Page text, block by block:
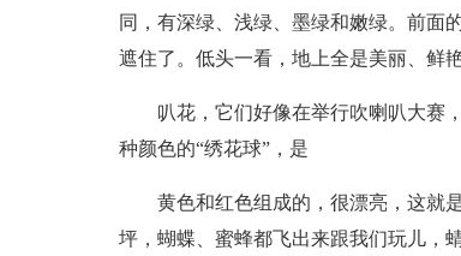
同，有深绿、浅绿、墨绿和嫩绿。前面
遮住了。低头一看，地上全是美丽、鲜
叭花，它们好像在举行吹喇叭大赛
种颜色的“绣花球”，是
黄色和红色组成的，很漂亮，这就
坪，蝴蝶、蜜蜂都飞出来跟我们玩儿，